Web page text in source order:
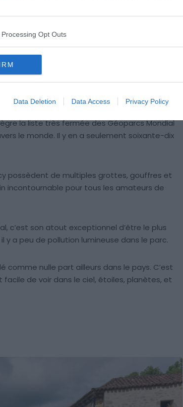
Opt Outs
Data Deletion Data Access Privacy Policy
au sein du parc à condition de répondre
communes ont intégré le parc notamment
du Quercy possède un patrimoine géologique
le lien qui unit l’homme à la pierre, dans ce
milieu naturel lui vaut d’être labellisé Parc
la liste très fermée des Géoparcs Mondial
le monde. Il y en a seulement soixante-dix
possèdent de multiples grottes, gouffres et
incontournable pour tous les amateurs de
c’est son atout exceptionnel d’être le plus
y a peu de pollution lumineuse dans le parc.
comme nulle part ailleurs dans le pays. C’est
facile de voir dans le ciel, étoiles, planètes, et